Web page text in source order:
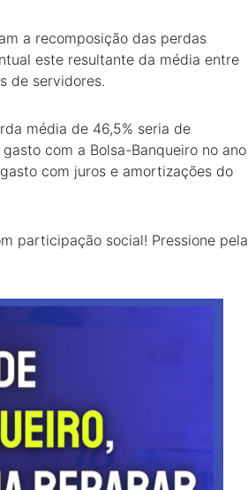
a recomposição das perdas
este resultante da média entre
de servidores.
média de 46,5% seria de
com a Bolsa-Banqueiro no ano
com juros e amortizações do
participação social! Pressione pela